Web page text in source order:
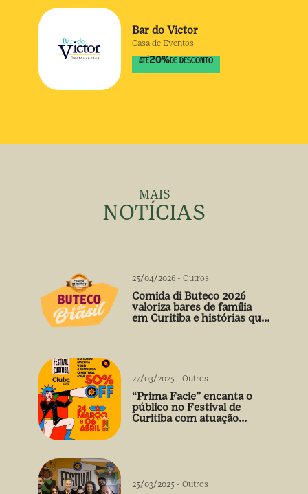
Bar do Victor
Casa de Eventos
ATÉ20% DE DESCONTO
MAIS
NOTÍCIAS
25/04/2026 - Outros
Comida di Buteco 2026
valoriza bares de família
em Curitiba e histórias que
27/03/2025 - Outros
“Prima Facie” encanta o
público no Festival de
Curitiba com atuação
25/03/2025 - Outros